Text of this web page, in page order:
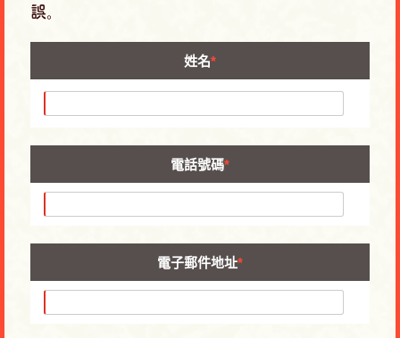
誤。
姓名*
電話號碼*
電子郵件地址*